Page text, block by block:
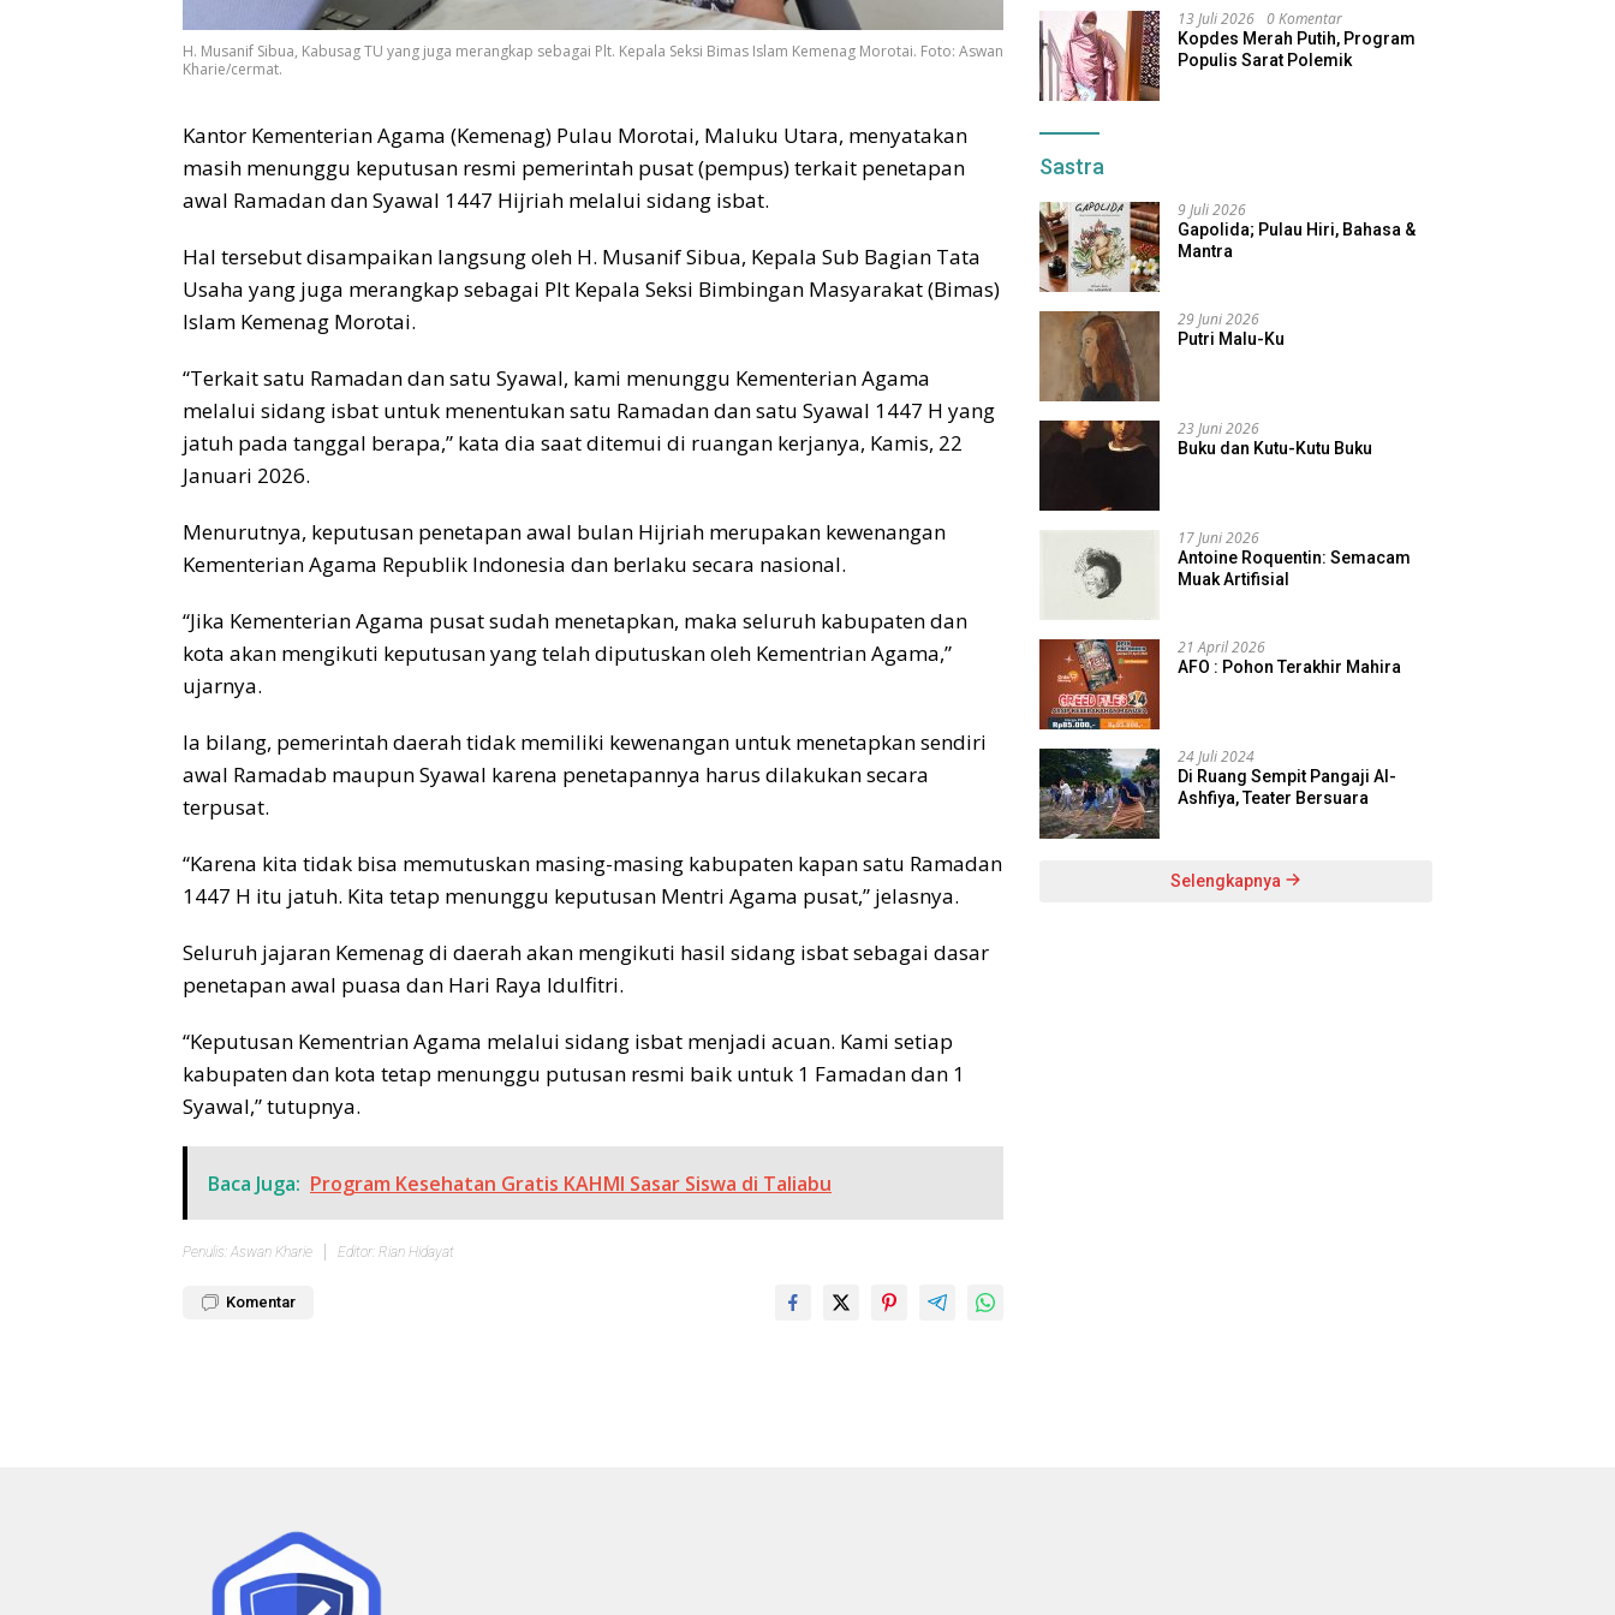
H. Musanif Sibua, Kabusag TU yang juga merangkap sebagai Plt. Kepala Seksi Bimas Islam Kemenag Morotai. Foto: Aswan
Kharie/cermat.
Kantor Kementerian Agama (Kemenag) Pulau Morotai, Maluku Utara, menyatakan
masih menunggu keputusan resmi pemerintah pusat (pempus) terkait penetapan
awal Ramadan dan Syawal 1447 Hijriah melalui sidang isbat.
Hal tersebut disampaikan langsung oleh H. Musanif Sibua, Kepala Sub Bagian Tata
Usaha yang juga merangkap sebagai Plt Kepala Seksi Bimbingan Masyarakat (Bimas)
Islam Kemenag Morotai.
“Terkait satu Ramadan dan satu Syawal, kami menunggu Kementerian Agama
melalui sidang isbat untuk menentukan satu Ramadan dan satu Syawal 1447 H yang
jatuh pada tanggal berapa,” kata dia saat ditemui di ruangan kerjanya, Kamis, 22
Januari 2026.
Menurutnya, keputusan penetapan awal bulan Hijriah merupakan kewenangan
Kementerian Agama Republik Indonesia dan berlaku secara nasional.
“Jika Kementerian Agama pusat sudah menetapkan, maka seluruh kabupaten dan
kota akan mengikuti keputusan yang telah diputuskan oleh Kementrian Agama,”
ujarnya.
Ia bilang, pemerintah daerah tidak memiliki kewenangan untuk menetapkan sendiri
awal Ramadab maupun Syawal karena penetapannya harus dilakukan secara
terpusat.
“Karena kita tidak bisa memutuskan masing-masing kabupaten kapan satu Ramadan
1447 H itu jatuh. Kita tetap menunggu keputusan Mentri Agama pusat,” jelasnya.
Seluruh jajaran Kemenag di daerah akan mengikuti hasil sidang isbat sebagai dasar
penetapan awal puasa dan Hari Raya Idulfitri.
“Keputusan Kementrian Agama melalui sidang isbat menjadi acuan. Kami setiap
kabupaten dan kota tetap menunggu putusan resmi baik untuk 1 Famadan dan 1
Syawal,” tutupnya.
Baca Juga: Program Kesehatan Gratis KAHMI Sasar Siswa di Taliabu
Penulis: Aswan Kharie Editor: Rian Hidayat
Komentar
13 Juli 2026 0 Komentar
Kopdes Merah Putih, Program
Populis Sarat Polemik
Sastra
9 Juli 2026
Gapolida; Pulau Hiri, Bahasa &
Mantra
29 Juni 2026
Putri Malu-Ku
23 Juni 2026
Buku dan Kutu-Kutu Buku
17 Juni 2026
Antoine Roquentin: Semacam
Muak Artifisial
21 April 2026
AFO : Pohon Terakhir Mahira
24 Juli 2024
Di Ruang Sempit Pangaji Al-
Ashfiya, Teater Bersuara
Selengkapnya